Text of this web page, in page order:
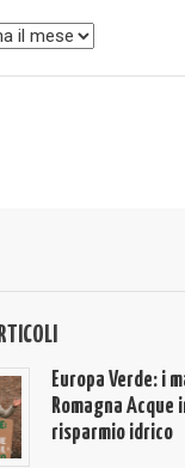
Europa Verde: i
Romagna Acque
risparmio idrico